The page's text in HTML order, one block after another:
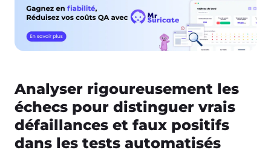
Analyser rigoureusement les
échecs pour distinguer vrais
défaillances et faux positifs
dans les tests automatisés